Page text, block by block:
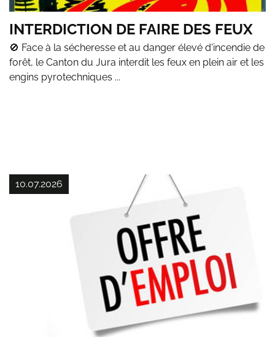
INTERDICTION DE FAIRE DES FEUX
🚫 Face à la sécheresse et au danger élevé d'incendie de
forêt, le Canton du Jura interdit les feux en plein air et les
engins pyrotechniques ...
10.07.2026